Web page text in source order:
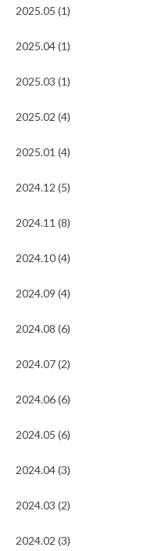
2025.05 (1)
2025.04 (1)
2025.03 (1)
2025.02 (4)
2025.01 (4)
2024.12 (5)
2024.11 (8)
2024.10 (4)
2024.09 (4)
2024.08 (6)
2024.07 (2)
2024.06 (6)
2024.05 (6)
2024.04 (3)
2024.03 (2)
2024.02 (3)